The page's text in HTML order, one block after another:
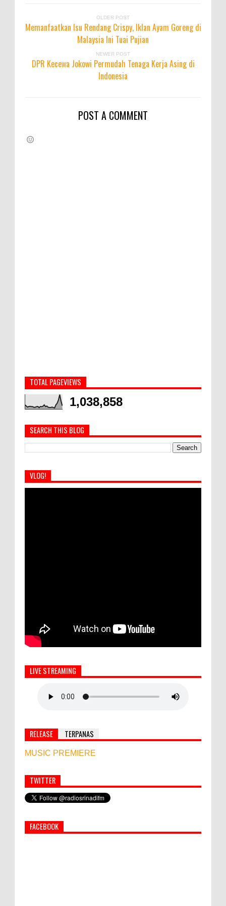
OLDER POST
Memanfaatkan Isu Rendang Crispy, Iklan Ayam Goreng di
Malaysia Ini Tuai Pujian
NEWER POST
DPR Kecewa Jokowi Permudah Tenaga Kerja Asing di
Indonesia
POST A COMMENT
TOTAL PAGEVIEWS
1,038,858
SEARCH THIS BLOG
VLOG!
LIVE STREAMING
RELEASE TERPANAS
MUSIC PREMIERE
Simbol Persahabatan, RI Bangun Islamic Centre di
Afghanistan
PEMKAB KLUNGKUNG GELAR PASAR
TWITTER
FACEBOOK